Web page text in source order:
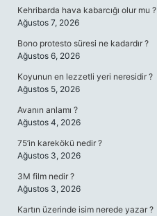
Kehribarda hava kabarcığı olur mu ?
Ağustos 7, 2026
Bono protesto süresi ne kadardır ?
Ağustos 6, 2026
Koyunun en lezzetli yeri neresidir ?
Ağustos 5, 2026
Avanın anlamı ?
Ağustos 4, 2026
75’in karekökü nedir ?
Ağustos 3, 2026
3M film nedir ?
Ağustos 3, 2026
Kartın üzerinde isim nerede yazar ?